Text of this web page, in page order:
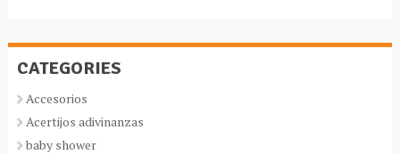
CATEGORIES
Accesorios
Acertijos adivinanzas
baby shower